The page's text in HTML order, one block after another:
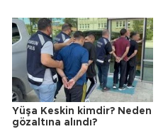
Yüşa Keskin kimdir? Neden
gözaltına alındı?